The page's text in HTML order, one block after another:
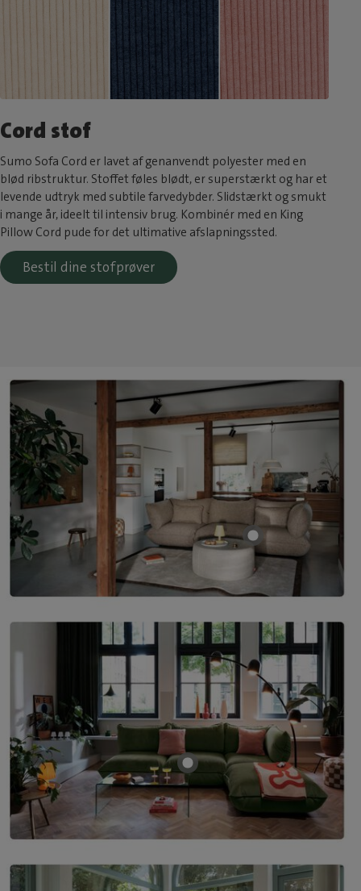
Cord stof
Sumo Sofa Cord er lavet af genanvendt polyester med en
blød ribstruktur. Stoffet føles blødt, er superstærkt og har et
levende udtryk med subtile farvedybder. Slidstærkt og smukt
i mange år, ideelt til intensiv brug. Kombinér med en King
Pillow Cord pude for det ultimative afslapningssted.
Bestil dine stofprøver